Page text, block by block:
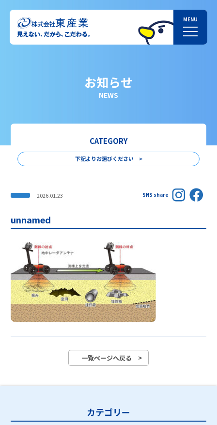
お知らせ
NEWS
CATEGORY
下記よりお選びください >
2026.01.23 SNS share
unnamed
一覧ページへ戻る >
カテゴリー